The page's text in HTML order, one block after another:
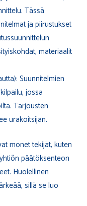
Tässä
ja piirustukset
materiaalit
Suunnitelmien
jossa
Tarjousten
urakoitsijan.
monet tekijät, kuten
päätöksenteon
Huolellinen
sillä se luo